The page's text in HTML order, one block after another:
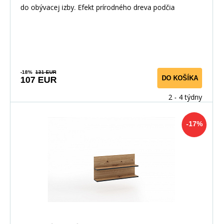
do obývacej izby. Efekt prírodného dreva podčia
-18% 131 EUR
107 EUR DO KOŠÍKA
2 - 4 týdny
-17%